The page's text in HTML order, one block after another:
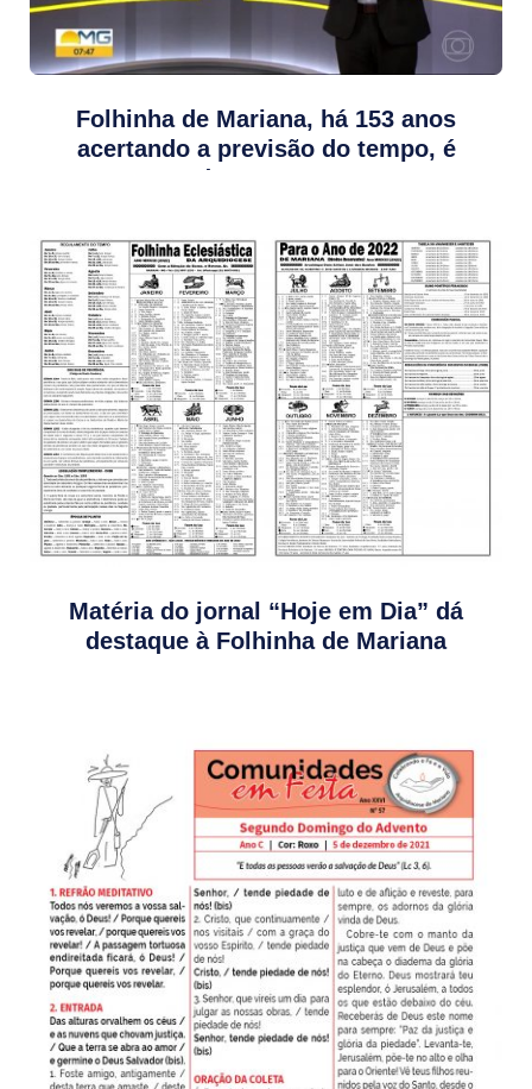
Folhinha de Mariana, há 153 anos
acertando a previsão do tempo, é
destaque na
Matéria do jornal “Hoje em Dia” dá
destaque à Folhinha de Mariana